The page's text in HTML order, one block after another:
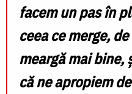
facem un pas în
ceea ce merge,
meargă mai bine,
că ne apropiem